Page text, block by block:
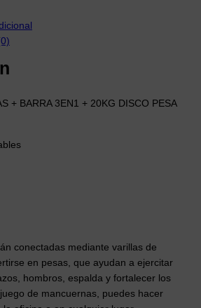
+ BARRA 3EN1 + 20KG DISCO PESA
conectadas mediante varillas de
en pesas, que ayudan a ejercitar
hombros, espalda y fortalecer los
de mancuernas, puedes hacer